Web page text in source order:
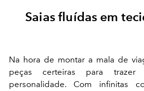
Saias fluídas em
Na hora de montar a mala de
peças certeiras para
personalidade. Com infinitas